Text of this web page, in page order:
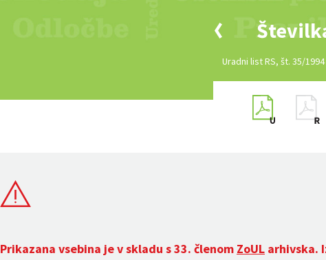
Uradni list RS, št. 35/
Prikazana vsebina je v skladu s 33. členom ZoUL arhivska.